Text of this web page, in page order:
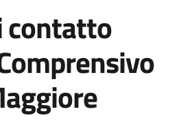
contatto